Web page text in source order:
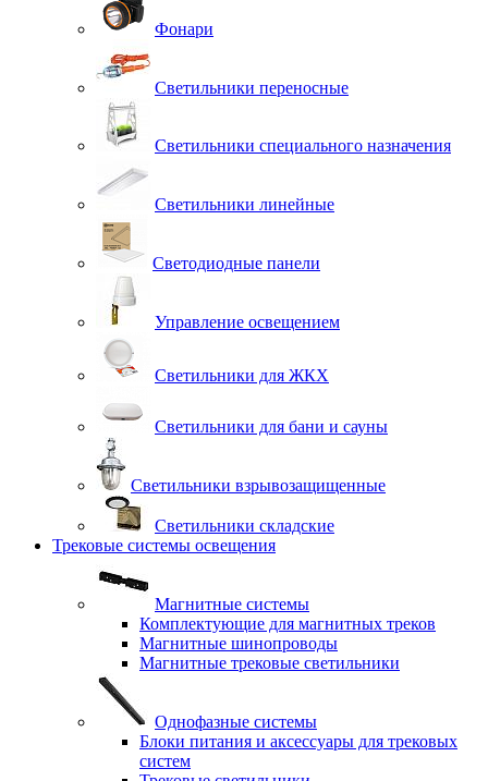
Фонари
Светильники переносные
Светильники специального назначения
Светильники линейные
Светодиодные панели
Управление освещением
Светильники для ЖКХ
Светильники для бани и сауны
Светильники взрывозащищенные
Светильники складские
Трековые системы освещения
Магнитные системы
Комплектующие для магнитных треков
Магнитные шинопроводы
Магнитные трековые светильники
Однофазные системы
Блоки питания и аксессуары для трековых
систем